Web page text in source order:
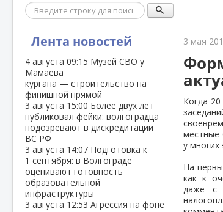
Поиск
Лента новостей
4 августа 09:15 Музей СВО у
Мамаева
кургана — строительство на
финишной прямой
3 августа 15:00 Более двух лет
публиковал фейки: волгоградца
подозревают в дискредитации
ВС РФ
3 августа 14:07 Подготовка к
1 сентября: в Волгограде
оценивают готовность
образовательной
инфраструктуры
3 августа 12:53 Агрессия на фоне
3 мая
Когда
у многих
На
как к
даже с